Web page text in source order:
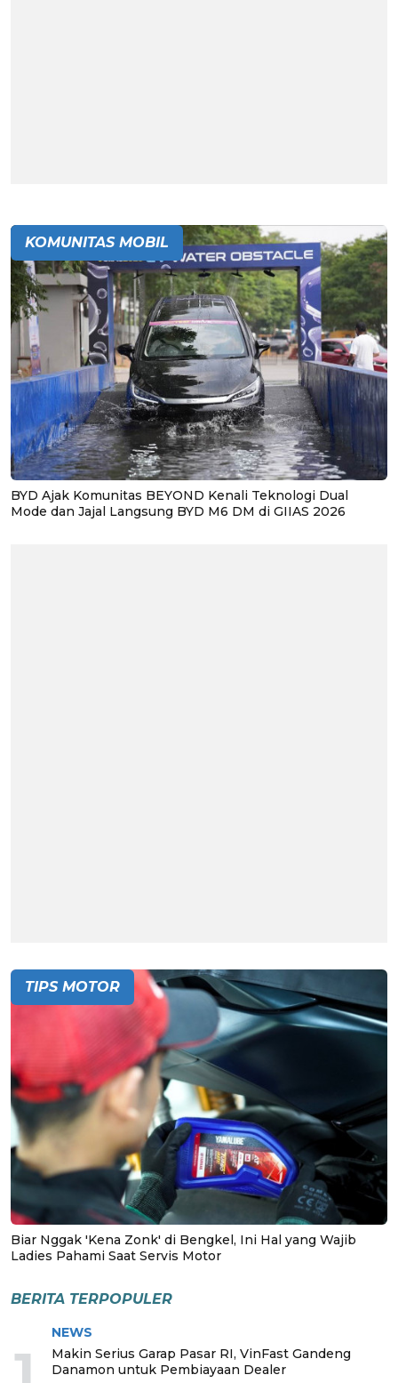
KOMUNITAS MOBIL
BYD Ajak Komunitas BEYOND Kenali Teknologi Dual
Mode dan Jajal Langsung BYD M6 DM di GIIAS 2026
TIPS MOTOR
Biar Nggak 'Kena Zonk' di Bengkel, Ini Hal yang Wajib
Ladies Pahami Saat Servis Motor
BERITA TERPOPULER
NEWS
Makin Serius Garap Pasar RI, VinFast Gandeng
Danamon untuk Pembiayaan Dealer